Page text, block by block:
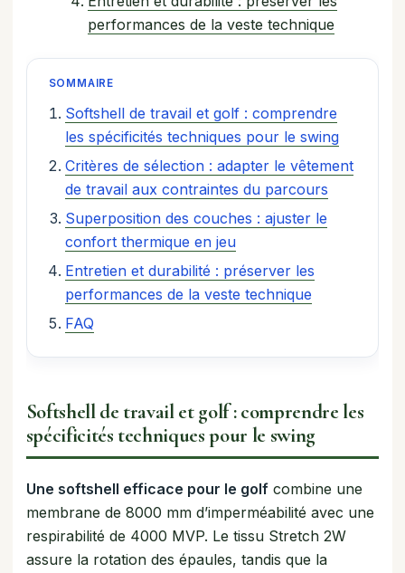
performances de la veste technique
SOMMAIRE
Softshell de travail et golf : comprendre
les spécificités techniques pour le swing
Critères de sélection : adapter le vêtement
de travail aux contraintes du parcours
Superposition des couches : ajuster le
confort thermique en jeu
Entretien et durabilité : préserver les
performances de la veste technique
FAQ
Softshell de travail et golf : comprendre les
spécificités techniques pour le swing
Une softshell efficace pour le golfcombine une
membrane de 8000 mm d’imperméabilité avec une
respirabilité de 4000 MVP. Le tissu Stretch 2W
assure la rotation des épaules, tandis que la